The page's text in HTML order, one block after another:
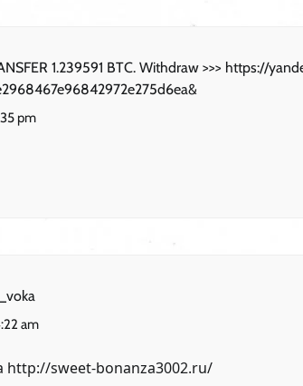
1.239591 BTC. Withdraw >>> https://
pm
am
http://sweet-bonanza3002.ru/